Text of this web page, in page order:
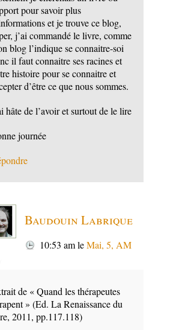
pour savoir plus
et je trouve ce blog,
j’ai commandé le livre, comme
blog l’indique se connaitre-soi
il faut connaitre ses racines et
histoire pour se connaitre et
d’être ce que nous sommes.
hâte de l’avoir et surtout de le lire
journée
Baudouin Labrique
10:53 amleMai, 5, AM
de « Quand les thérapeutes
» (Ed. La Renaissance du
2011, pp.117.118)